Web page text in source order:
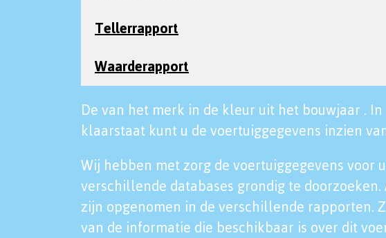
Tellerrapport
Waarderapport
De van het merk in de kleur uit het bouwjaar .
klaarstaat kunt u de voertuiggegevens inzien
Wij hebben met zorg de voertuiggegevens voor
verschillende databases grondig te
zijn opgenomen in de verschillende rapporten.
van de informatie die beschikbaar is over dit